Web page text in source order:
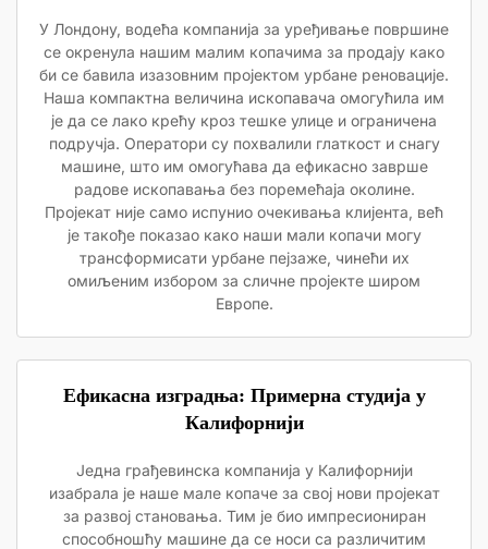
У Лондону, водећа компанија за уређивање површине
се окренула нашим малим копачима за продају како
би се бавила изазовним пројектом урбане реновације.
Наша компактна величина ископавача омогућила им
је да се лако крећу кроз тешке улице и ограничена
подручја. Оператори су похвалили глаткост и снагу
машине, што им омогућава да ефикасно заврше
радове ископавања без поремећаја околине.
Пројекат није само испунио очекивања клијента, већ
је такође показао како наши мали копачи могу
трансформисати урбане пејзаже, чинећи их
омиљеним избором за сличне пројекте широм
Европе.
Ефикасна изградња: Примерна студија у
Калифорнији
Једна грађевинска компанија у Калифорнији
изабрала је наше мале копаче за свој нови пројекат
за развој становања. Тим је био импресиониран
способношћу машине да се носи са различитим